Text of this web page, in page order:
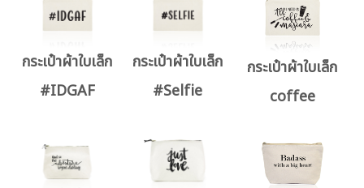
กระเป๋าผ้าใบเล็ก
#IDGAF
กระเป๋าผ้าใบเล็ก
#Selfie
กระเป๋าผ้าใบเล็ก
coffee